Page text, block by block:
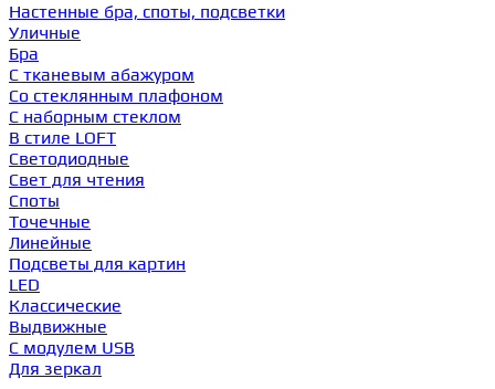
Настенные бра, споты, подсветки
Уличные
Бра
С тканевым абажуром
Со стеклянным плафоном
С наборным стеклом
В стиле LOFT
Светодиодные
Свет для чтения
Споты
Точечные
Линейные
Подсветы для картин
LED
Классические
Выдвижные
С модулем USB
Для зеркал